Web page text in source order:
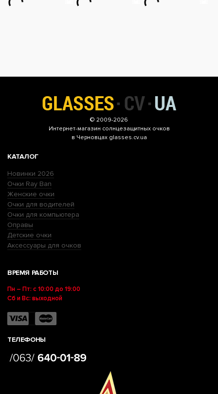
© 2009-2026
Интернет-магазин солнцезащитных очков
в Черновцах glasses.cv.ua
КАТАЛОГ
Новинки 2026
Очки Ray Ban
Женские очки
Очки для водителей
Очки для компьютера
Оправы
Детские очки
Аксессуары для очков
ВРЕМЯ РАБОТЫ
Пн – Пт: с 10:00 до 19:00
Сб и Вс: выходной
ТЕЛЕФОНЫ